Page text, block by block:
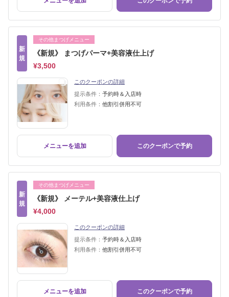
新
規
その他まつげメニュー
《新規》 まつげパーマ+美容液仕上げ
¥3,500
このクーポンの詳細
提示条件： 予約時＆入店時
利用条件： 他割引併用不可
メニューを追加 このクーポンで予約
新
規
その他まつげメニュー
《新規》 メーテル+美容液仕上げ
¥4,000
このクーポンの詳細
提示条件： 予約時＆入店時
利用条件： 他割引併用不可
メニューを追加 このクーポンで予約